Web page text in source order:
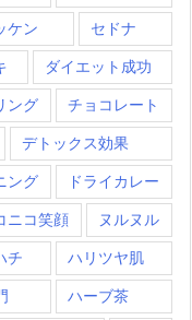
ケン セドナ
ダイエット成功
ング チョコレート
デトックス効果
ング ドライカレー
ニコ笑顔 ヌルヌル
チ ハリツヤ肌
ハーブ茶